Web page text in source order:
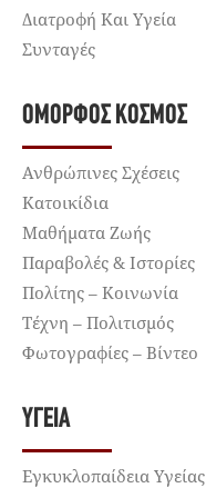
Διατροφή Και Υγεία
Συνταγές
ΌΜΟΡΦΟΣ ΚΌΣΜΟΣ
Ανθρώπινες Σχέσεις
Κατοικίδια
Μαθήματα Ζωής
Παραβολές & Ιστορίες
Πολίτης – Κοινωνία
Τέχνη – Πολιτισμός
Φωτογραφίες – Βίντεο
ΥΓΕΊΑ
Εγκυκλοπαίδεια Υγείας